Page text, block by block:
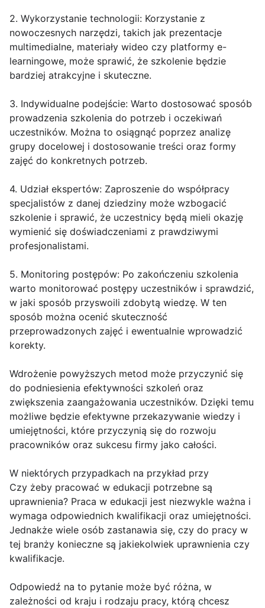
2. Wykorzystanie technologii: Korzystanie z
nowoczesnych narzędzi, takich jak prezentacje
multimedialne, materiały wideo czy platformy e-
learningowe, może sprawić, że szkolenie będzie
bardziej atrakcyjne i skuteczne.
3. Indywidualne podejście: Warto dostosować sposób
prowadzenia szkolenia do potrzeb i oczekiwań
uczestników. Można to osiągnąć poprzez analizę
grupy docelowej i dostosowanie treści oraz formy
zajęć do konkretnych potrzeb.
4. Udział ekspertów: Zaproszenie do współpracy
specjalistów z danej dziedziny może wzbogacić
szkolenie i sprawić, że uczestnicy będą mieli okazję
wymienić się doświadczeniami z prawdziwymi
profesjonalistami.
5. Monitoring postępów: Po zakończeniu szkolenia
warto monitorować postępy uczestników i sprawdzić,
w jaki sposób przyswoili zdobytą wiedzę. W ten
sposób można ocenić skuteczność
przeprowadzonych zajęć i ewentualnie wprowadzić
korekty.
Wdrożenie powyższych metod może przyczynić się
do podniesienia efektywności szkoleń oraz
zwiększenia zaangażowania uczestników. Dzięki temu
możliwe będzie efektywne przekazywanie wiedzy i
umiejętności, które przyczynią się do rozwoju
pracowników oraz sukcesu firmy jako całości.
W niektórych przypadkach na przykład przy
Czy żeby pracować w edukacji potrzebne są
uprawnienia? Praca w edukacji jest niezwykle ważna i
wymaga odpowiednich kwalifikacji oraz umiejętności.
Jednakże wiele osób zastanawia się, czy do pracy w
tej branży konieczne są jakiekolwiek uprawnienia czy
kwalifikacje.
Odpowiedź na to pytanie może być różna, w
zależności od kraju i rodzaju pracy, którą chcesz